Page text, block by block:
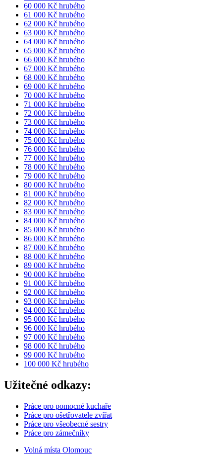
60 000 Kč hrubého
61 000 Kč hrubého
62 000 Kč hrubého
63 000 Kč hrubého
64 000 Kč hrubého
65 000 Kč hrubého
66 000 Kč hrubého
67 000 Kč hrubého
68 000 Kč hrubého
69 000 Kč hrubého
70 000 Kč hrubého
71 000 Kč hrubého
72 000 Kč hrubého
73 000 Kč hrubého
74 000 Kč hrubého
75 000 Kč hrubého
76 000 Kč hrubého
77 000 Kč hrubého
78 000 Kč hrubého
79 000 Kč hrubého
80 000 Kč hrubého
81 000 Kč hrubého
82 000 Kč hrubého
83 000 Kč hrubého
84 000 Kč hrubého
85 000 Kč hrubého
86 000 Kč hrubého
87 000 Kč hrubého
88 000 Kč hrubého
89 000 Kč hrubého
90 000 Kč hrubého
91 000 Kč hrubého
92 000 Kč hrubého
93 000 Kč hrubého
94 000 Kč hrubého
95 000 Kč hrubého
96 000 Kč hrubého
97 000 Kč hrubého
98 000 Kč hrubého
99 000 Kč hrubého
100 000 Kč hrubého
Užitečné odkazy:
Práce pro pomocné kuchaře
Práce pro ošetřovatele zvířat
Práce pro všeobecné sestry
Práce pro zámečníky
Volná místa Olomouc